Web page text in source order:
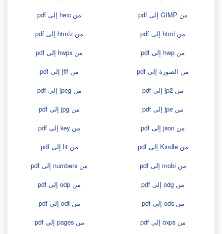
من GIMP إلى pdf
من heic إلى pdf
من html إلى pdf
من htmlz إلى pdf
من hwp إلى pdf
من hwpx إلى pdf
من الصورة إلى pdf
من jfif إلى pdf
من jp2 إلى pdf
من jpeg إلى pdf
من jpe إلى pdf
من jpg إلى pdf
من json إلى pdf
من key إلى pdf
من Kindle إلى pdf
من lit إلى pdf
من mobi إلى pdf
من numbers إلى pdf
من odg إلى pdf
من odp إلى pdf
من ods إلى pdf
من odt إلى pdf
من oxps إلى pdf
من pages إلى pdf